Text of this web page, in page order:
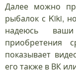
Далее можно
рыбалок с Kiki,
надеюсь
приобретения
показывает
его также в ВК